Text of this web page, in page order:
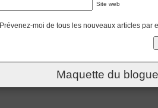
Site web
Prévenez-moi de tous les nouveaux articles par
Maquette du